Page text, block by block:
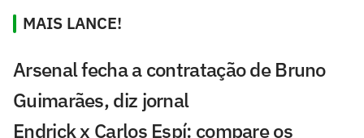
MAIS LANCE!
Arsenal fecha a contratação de Bruno
Guimarães, diz jornal
Endrick x Carlos Espí: compare os